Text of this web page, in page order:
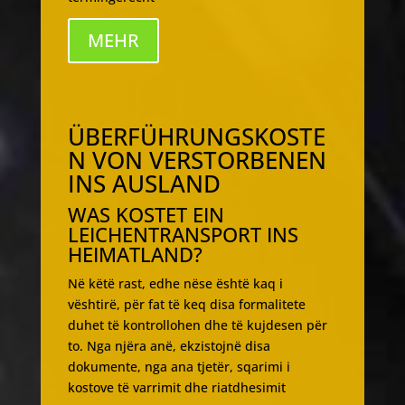
MEHR
ÜBERFÜHRUNGSKOSTE
N VON VERSTORBENEN
INS AUSLAND
WAS KOSTET EIN
LEICHENTRANSPORT INS
HEIMATLAND?
Në këtë rast, edhe nëse është kaq i
vështirë, për fat të keq disa formalitete
duhet të kontrollohen dhe të kujdesen për
to. Nga njëra anë, ekzistojnë disa
dokumente, nga ana tjetër, sqarimi i
kostove të varrimit dhe riatdhesimit